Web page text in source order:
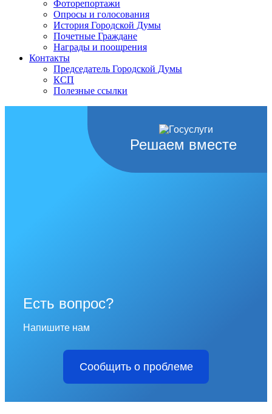
Фоторепортажи
Опросы и голосования
История Городской Думы
Почетные Граждане
Награды и поощрения
Контакты
Председатель Городской Думы
КСП
Полезные ссылки
Решаем вместе
Есть вопрос?
Напишите нам
Сообщить о проблеме